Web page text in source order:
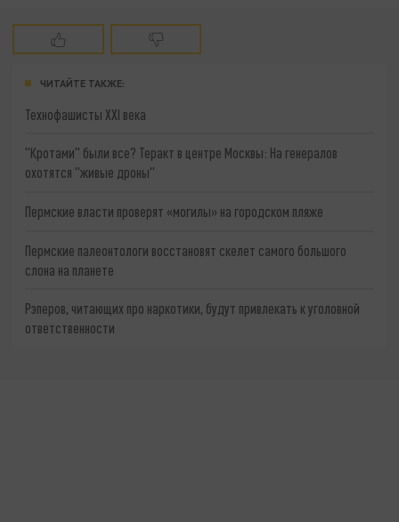
ЧИТАЙТЕ ТАКЖЕ:
Технофашисты XXI века
"Кротами" были все? Теракт в центре Москвы: На генералов
охотятся "живые дроны"
Пермские власти проверят «могилы» на городском пляже
Пермские палеонтологи восстановят скелет самого большого
слона на планете
Рэперов, читающих про наркотики, будут привлекать к уголовной
ответственности